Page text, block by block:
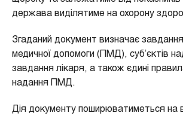
держава виділятиме на охорону
Згаданий документ визначає завдання
медичної допомоги (ПМД), суб’єктів
завдання лікаря, а також єдині
надання ПМД.
Дія документу поширюватиметься на